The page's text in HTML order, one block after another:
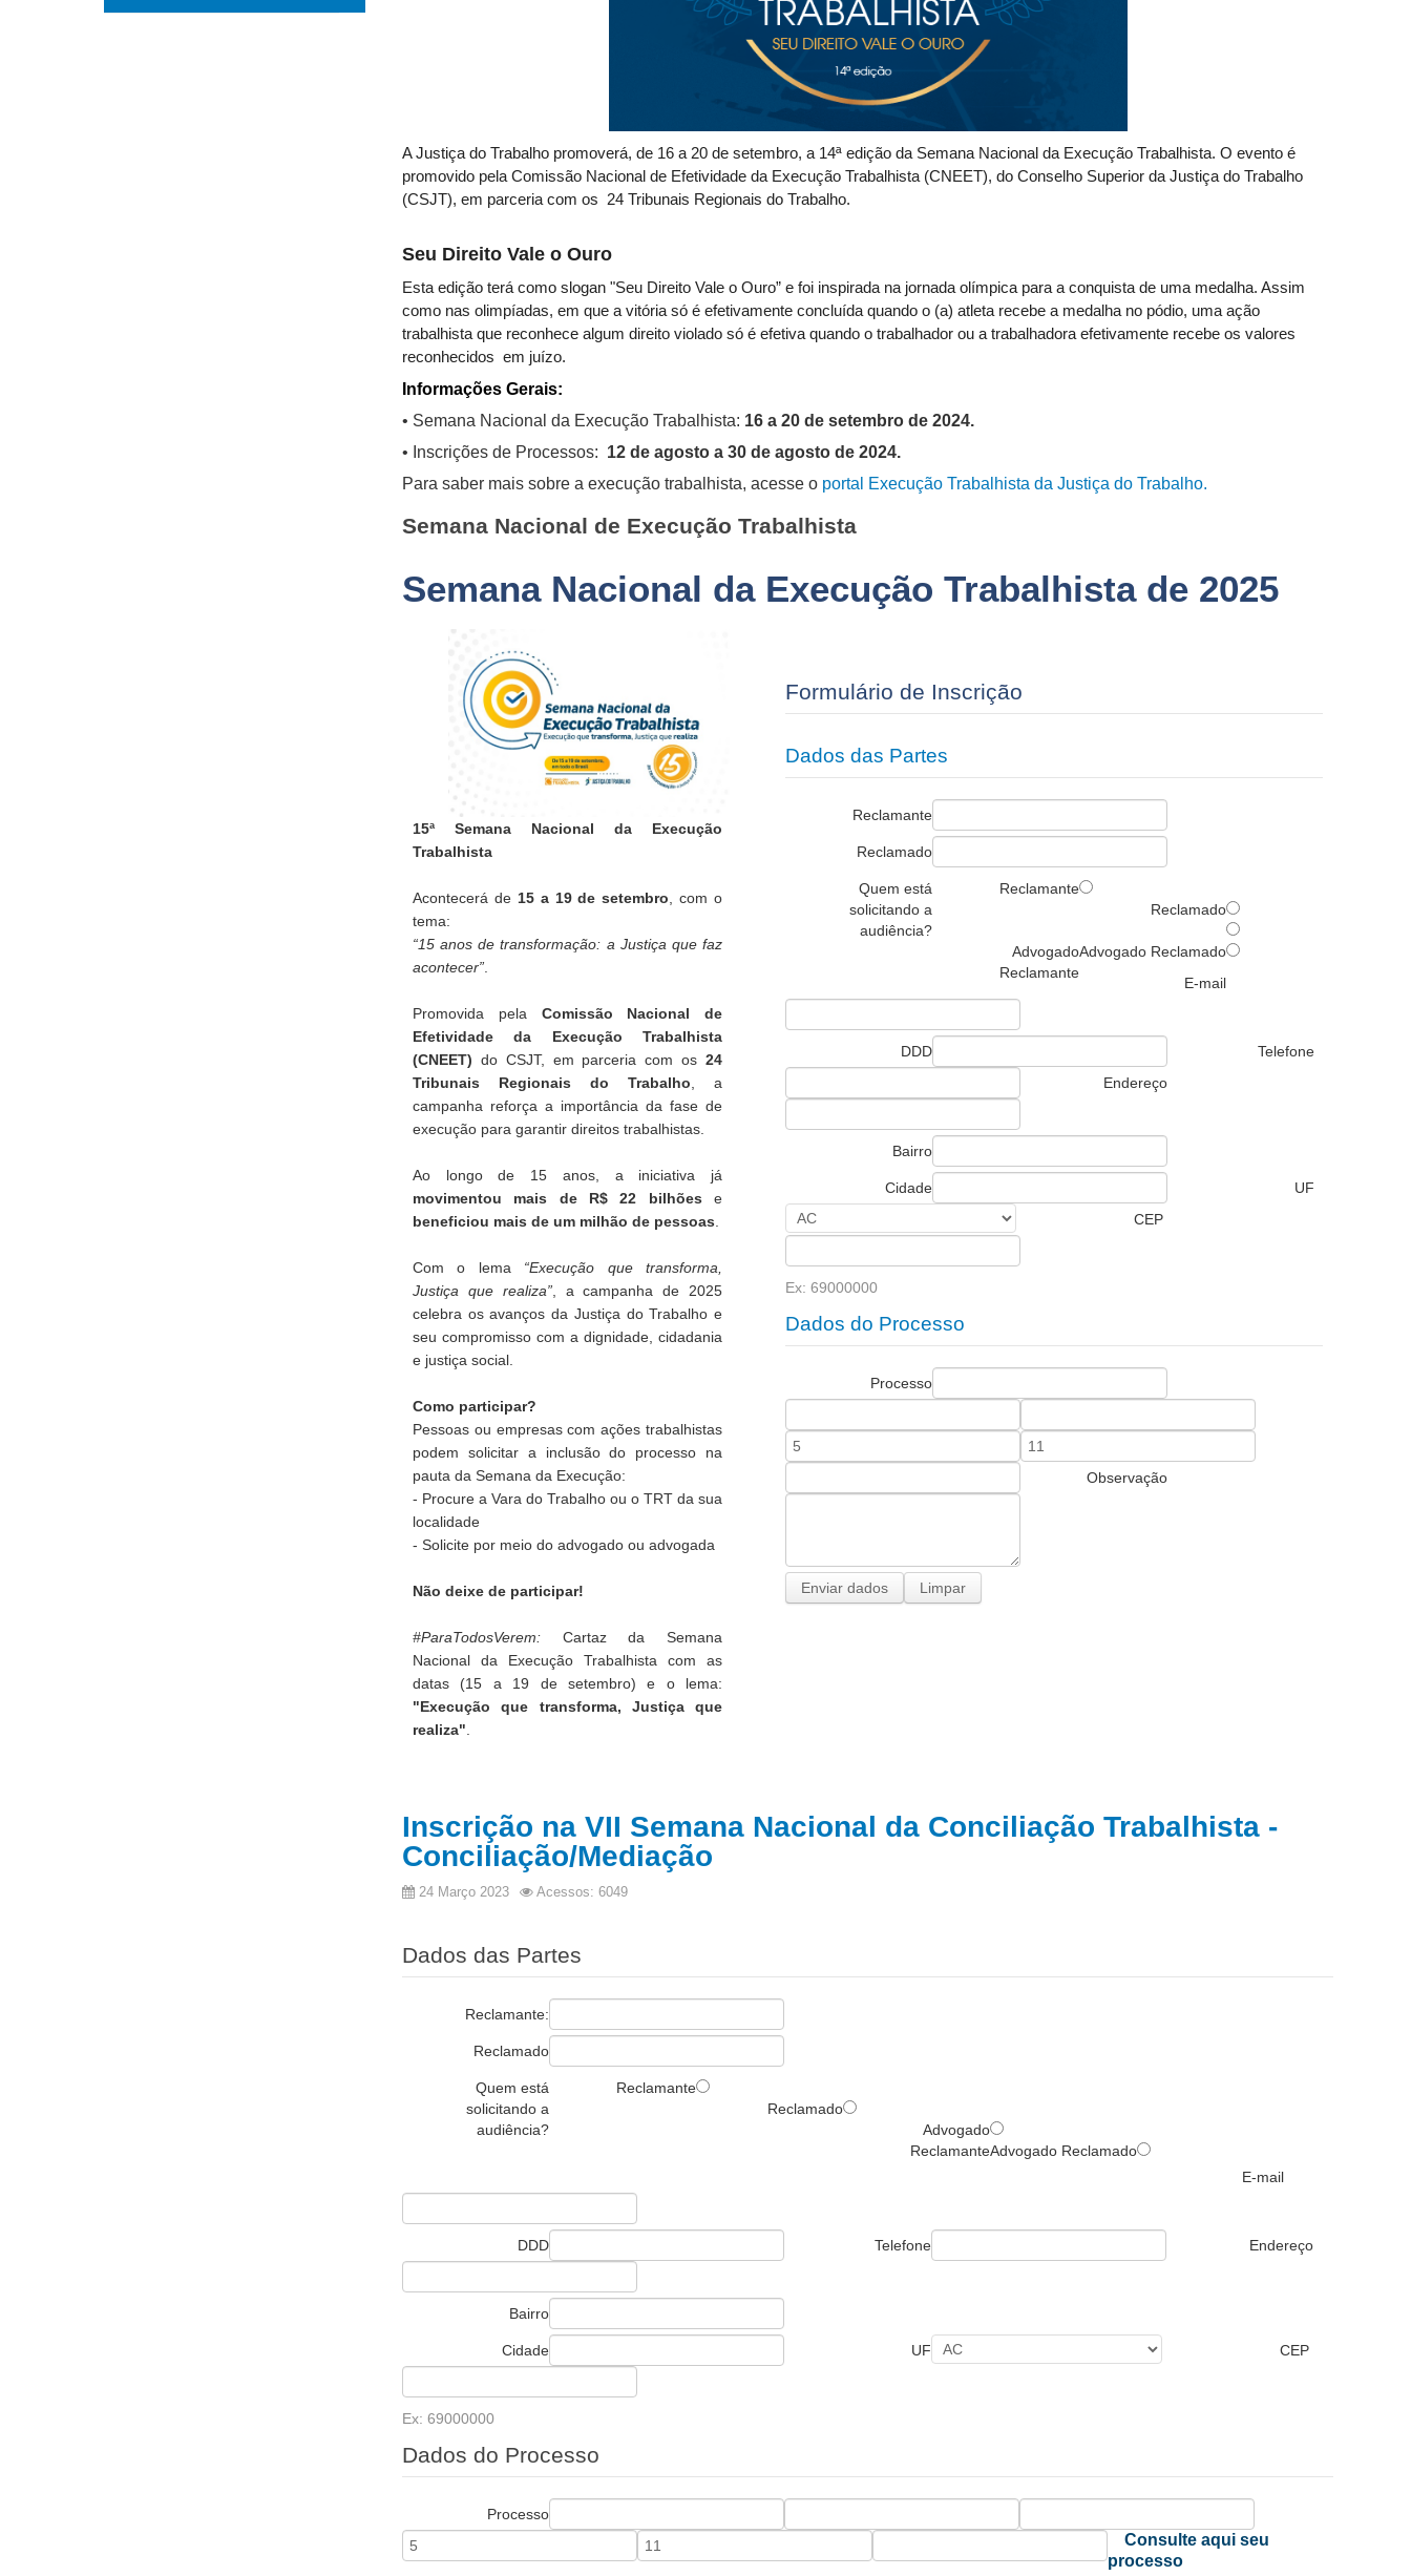
A Justiça do Trabalho promoverá, de 16 a 20 de setembro, a 14ª edição da Semana Nacional da Execução Trabalhista. O evento é
promovido pela Comissão Nacional de Efetividade da Execução Trabalhista (CNEET), do Conselho Superior da Justiça do Trabalho
(CSJT), em parceria com os 24 Tribunais Regionais do Trabalho.
Seu Direito Vale o Ouro
Esta edição terá como slogan "Seu Direito Vale o Ouro” e foi inspirada na jornada olímpica para a conquista de uma medalha. Assim
como nas olimpíadas, em que a vitória só é efetivamente concluída quando o (a) atleta recebe a medalha no pódio, uma ação
trabalhista que reconhece algum direito violado só é efetiva quando o trabalhador ou a trabalhadora efetivamente recebe os valores
reconhecidos em juízo.
Informações Gerais:
• Semana Nacional da Execução Trabalhista: 16 a 20 de setembro de 2024.
• Inscrições de Processos: 12 de agosto a 30 de agosto de 2024.
Para saber mais sobre a execução trabalhista, acesse o portal Execução Trabalhista da Justiça do Trabalho.
Semana Nacional de Execução Trabalhista
Semana Nacional da Execução Trabalhista de 2025
15ª Semana Nacional da Execução
Trabalhista
Acontecerá de 15 a 19 de setembro , com o
tema:
“15 anos de transformação: a Justiça que faz
acontecer”
Promovida pela Comissão Nacional de
Efetividade da Execução Trabalhista
(CNEET) do CSJT, em parceria com os 24
Tribunais Regionais do Trabalho , a
campanha reforça a importância da fase de
execução para garantir direitos trabalhistas.
Ao longo de 15 anos, a iniciativa já
movimentou mais de R$ 22 bilhões e
beneficiou mais de um milhão de pessoas
Com o lema “Execução que transforma,
Justiça que realiza”, a campanha de 2025
celebra os avanços da Justiça do Trabalho e
seu compromisso com a dignidade, cidadania
e justiça social.
Como participar?
Pessoas ou empresas com ações trabalhistas
podem solicitar a inclusão do processo na
pauta da Semana da Execução:
- Procure a Vara do Trabalho ou o TRT da sua
localidade
- Solicite por meio do advogado ou advogada
Não deixe de participar!
#ParaTodosVerem: Cartaz da Semana
Nacional da Execução Trabalhista com as
datas (15 a 19 de setembro) e o lema:
"Execução que transforma, Justiça que
realiza"
Formulário de Inscrição
Dados das Partes
Reclamante
Reclamado
Quem está
solicitando a
audiência?
Reclamante
Reclamado
Advogado
Reclamante
Advogado Reclamado
E-mail
DDD
Telefone
Endereço
Bairro
Cidade
UF
CEP
Ex: 69000000
Dados do Processo
Processo
Observação
Inscrição na VII Semana Nacional da Conciliação Trabalhista -
Conciliação/Mediação
24 Março 2023 Acessos: 6049
Dados das Partes
Reclamante:
Reclamado
Quem está
solicitando a
audiência?
Reclamante
Reclamado
Advogado
ReclamanteAdvogado Reclamado
E-mail
DDD Telefone Endereço
Bairro
Cidade UF CEP
Ex: 69000000
Dados do Processo
Processo
Consulte aqui seu
processo